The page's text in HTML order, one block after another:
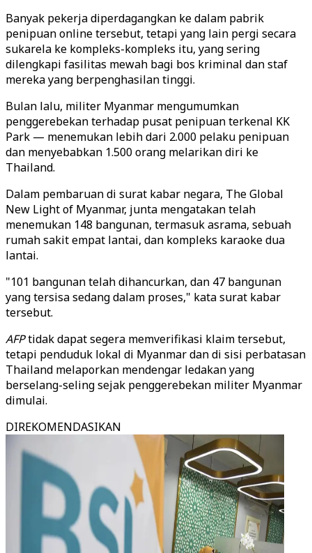
Banyak pekerja diperdagangkan ke dalam pabrik
penipuan online tersebut, tetapi yang lain pergi secara
sukarela ke kompleks-kompleks itu, yang sering
dilengkapi fasilitas mewah bagi bos kriminal dan staf
mereka yang berpenghasilan tinggi.
Bulan lalu, militer Myanmar mengumumkan
penggerebekan terhadap pusat penipuan terkenal KK
Park — menemukan lebih dari 2.000 pelaku penipuan
dan menyebabkan 1.500 orang melarikan diri ke
Thailand.
Dalam pembaruan di surat kabar negara, The Global
New Light of Myanmar, junta mengatakan telah
menemukan 148 bangunan, termasuk asrama, sebuah
rumah sakit empat lantai, dan kompleks karaoke dua
lantai.
"101 bangunan telah dihancurkan, dan 47 bangunan
yang tersisa sedang dalam proses," kata surat kabar
tersebut.
AFPtidak dapat segera memverifikasi klaim tersebut,
tetapi penduduk lokal di Myanmar dan di sisi perbatasan
Thailand melaporkan mendengar ledakan yang
berselang-seling sejak penggerebekan militer Myanmar
dimulai.
DIREKOMENDASIKAN